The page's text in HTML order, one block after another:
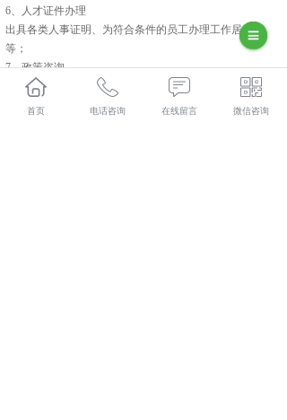
6、人才证件办理
出具各类人事证明、为符合条件的员工办理工作居住证
等；
7、政策咨询
提供政府关系人力资源劳动关系政策法规的咨询服务。
以上就是咸阳人力资源外包常见服务项目，具体内容可来
首页 电话咨询 在线留言 微信咨询